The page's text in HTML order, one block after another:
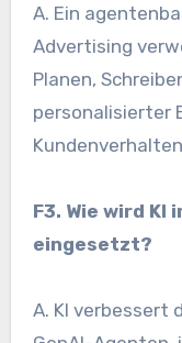
A. Ein
Advertising
Planen,
personalisierter
F3. Wie wird KI
eingesetzt?
A. KI verbessert